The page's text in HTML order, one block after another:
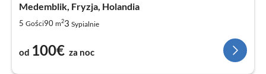
Medemblik, Fryzja, Holandia
5 Gości90 m23 Sypialnie
od 100€ za noc